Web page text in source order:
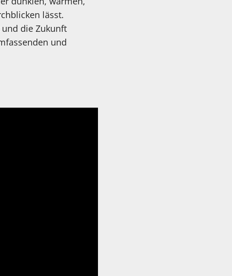
lässt.
die Zukunft
und